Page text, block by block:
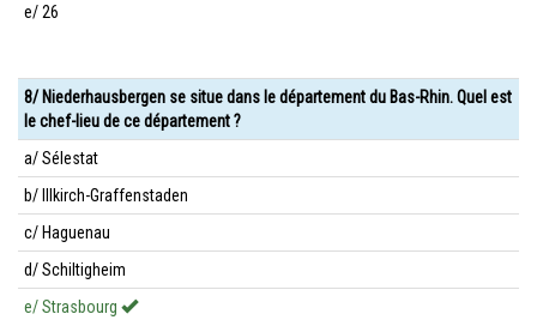
e/ 26
8/ Niederhausbergen se situe dans le département du Bas-Rhin. Quel est
le chef-lieu de ce département ?
a/ Sélestat
b/ Illkirch-Graffenstaden
c/ Haguenau
d/ Schiltigheim
e/ Strasbourg